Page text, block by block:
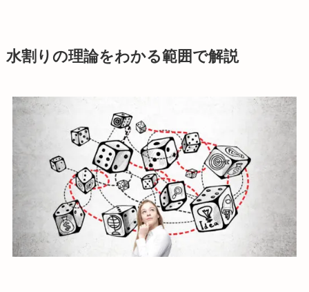
水割りの理論をわかる範囲で解説